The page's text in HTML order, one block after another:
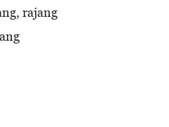
rajang